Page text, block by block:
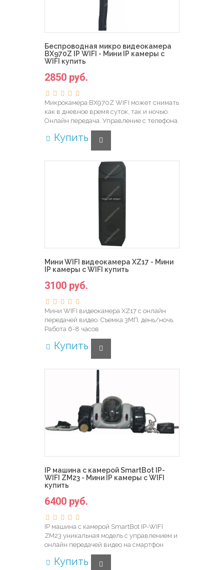
Беспроводная микро видеокамера
BX970Z IP WIFI - Мини IP камеры с
WIFI купить
2850 руб.
Микрокамера BX970Z WIFI может снимать
как в дневное время суток, так и ночью.
Онлайн передача. Управление с телефона.
Купить
Мини WIFI видеокамера XZ17 - Мини
IP камеры с WIFI купить
3100 руб.
Мини WIFI видеокамера XZ17 с онлайн
передачей видео. Съемка 3МП, день/ночь.
Работа 6-8 часов
Купить
IP машина с камерой SmartBot IP-
WIFI ZM23 - Мини IP камеры с WIFI
купить
6400 руб.
IP машина с камерой SmartBot IP-WIFI
ZM23 уникальная модель с управлением и
онлайн передачей видео на смартфон
Купить